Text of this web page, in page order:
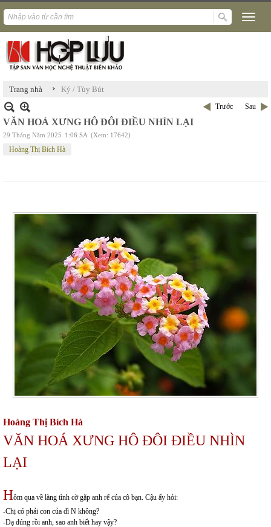
Trang nhà › Ký / Tùy Bút
Trước Sau
VĂN HOÁ XƯNG HÔ ĐÔI ĐIỀU NHÌN LẠI
29 Tháng Năm 2025 1:06 SA (Xem: 17642)
Hoàng Thị Bích Hà
Hoàng Thị Bích Hà
VĂN HOÁ XƯNG HÔ ĐÔI ĐIỀU NHÌN
LẠI
Hôm qua về làng tình cờ gặp anh rể của cô bạn. Cậu ấy hỏi:
-Chị có phải con của dì N không?
-Dạ đúng rồi anh, sao anh biết hay vậy?